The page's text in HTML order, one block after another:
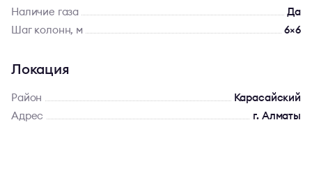
Наличие газа
Да
Шаг колонн, м
6×6
Локация
Район
Карасайский
Адрес
г. Алматы